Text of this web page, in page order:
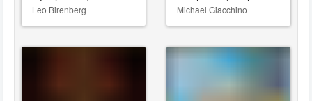
Leo Birenberg Michael Giacchino